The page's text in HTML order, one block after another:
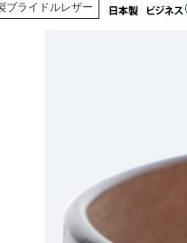
ブライドルレザー